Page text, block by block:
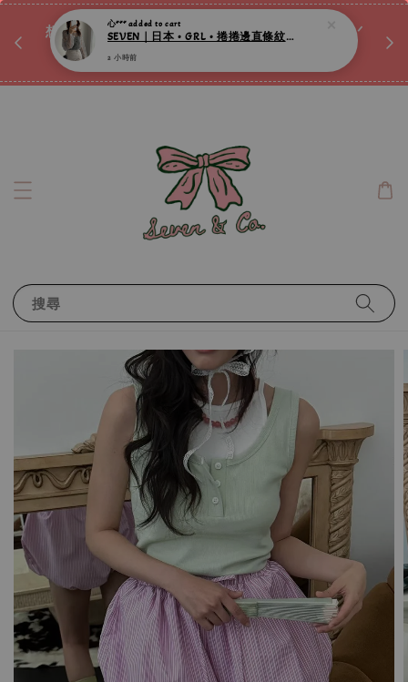
想訂製屬於自己的『水晶手鍊』嗎ꕀ♡ 私訊我們.ᐟ.ᐟ
📣Instagram 這邊按下去
搜尋